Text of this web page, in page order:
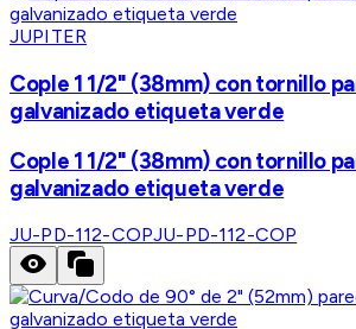
JUPITER
Cople 1 1/2" (38mm) con tornillo
galvanizado etiqueta verde
Cople 1 1/2" (38mm) con tornillo
galvanizado etiqueta verde
JU-PD-112-COPJU-PD-112-COP